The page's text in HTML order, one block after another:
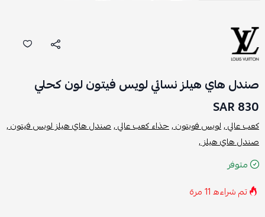
صندل هاي هيلز نسائي لويس فيتون لون كحلي
830 SAR
كعب عالي ,لويس فويتون ,حذاء كعب عالي ,صندل هاي هيلز لويس فيتون ,
صندل هاي هيلز ,
متوفر
تم شراءه11مرة